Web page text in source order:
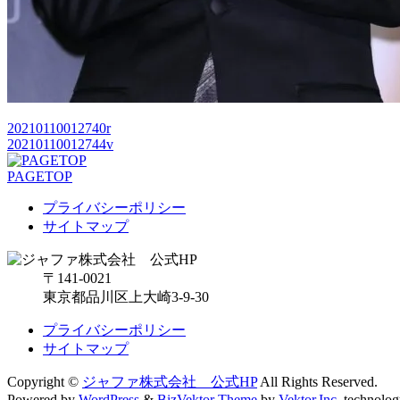
20210110012740r
20210110012744v
PAGETOP
プライバシーポリシー
サイトマップ
〒141-0021
東京都品川区上大崎3-9-30
プライバシーポリシー
サイトマップ
Copyright © ジャファ株式会社 公式HPAll Rights Reserved.